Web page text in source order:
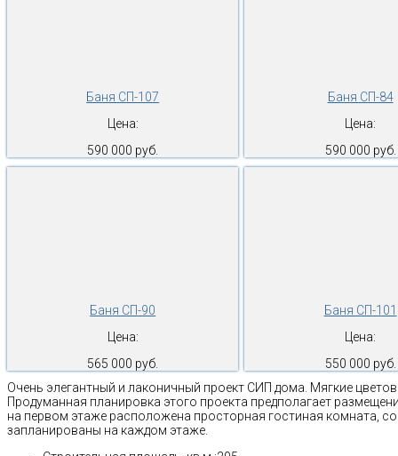
Баня СП-107
Цена:
590 000 руб.
Баня СП-84
Цена:
590 000 руб.
Баня СП-90
Цена:
565 000 руб.
Баня СП-101
Цена:
550 000 руб.
Очень элегантный и лаконичный проект СИП дома. Мягкие
Продуманная планировка этого проекта предполагает
на первом этаже расположена просторная гостиная комната,
запланированы на каждом этаже.